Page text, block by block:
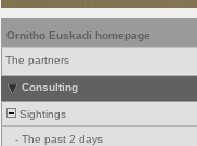
Ornitho Euskadi homepage
The partners
Consulting
Sightings
- The past 2 days